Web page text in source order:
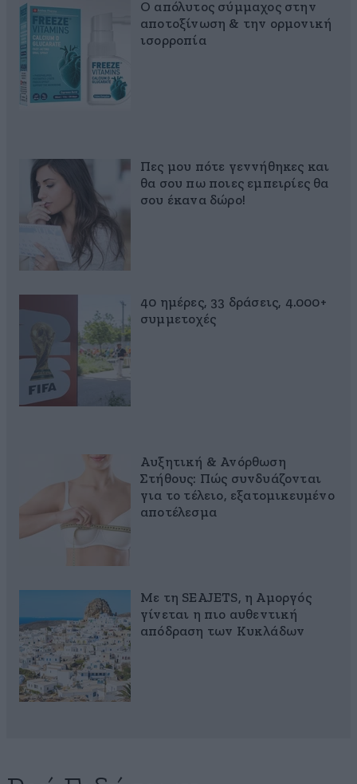
Ο απόλυτος σύμμαχος στην
αποτοξίνωση & την ορμονική
ισορροπία
Πες μου πότε γεννήθηκες και
θα σου πω ποιες εμπειρίες θα
σου έκανα δώρο!
40 ημέρες, 33 δράσεις, 4.000+
συμμετοχές
Αυξητική & Ανόρθωση
Στήθους: Πώς συνδυάζονται
για το τέλειο, εξατομικευμένο
αποτέλεσμα
Με τη SEAJETS, η Αμοργός
γίνεται η πιο αυθεντική
απόδραση των Κυκλάδων